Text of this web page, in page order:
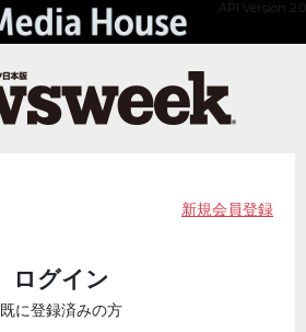
API Version 2.0
新規会員登録
ログイン
既に登録済みの方